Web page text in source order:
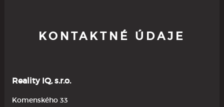
KONTAKTNÉ ÚDAJE
Reality IQ, s.r.o.
Komenského 33